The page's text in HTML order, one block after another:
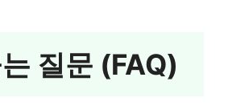
질문 (FAQ)